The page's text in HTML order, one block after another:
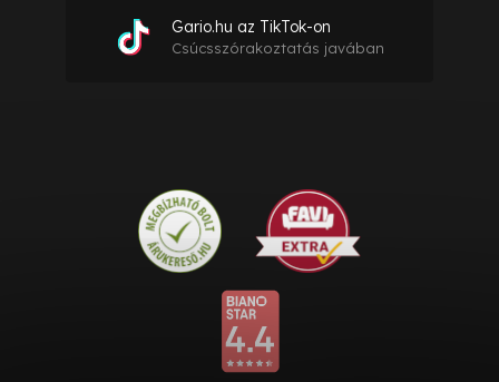
Gario.hu az TikTok-on
Csúcsszórakoztatás javában